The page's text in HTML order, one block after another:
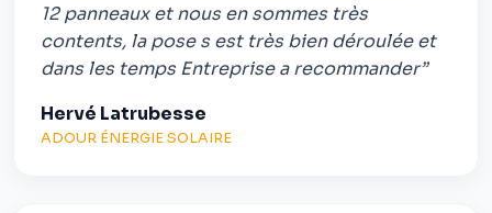
12 panneaux et nous en sommes très
contents, la pose s est très bien déroulée et
dans les temps Entreprise a recommander”
Hervé Latrubesse
ADOUR ÉNERGIE SOLAIRE